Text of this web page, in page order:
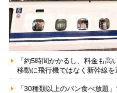
「約5時間かかるし、料金も
移動に飛行機ではなく新幹線
「30種類以上のパン食べ放題